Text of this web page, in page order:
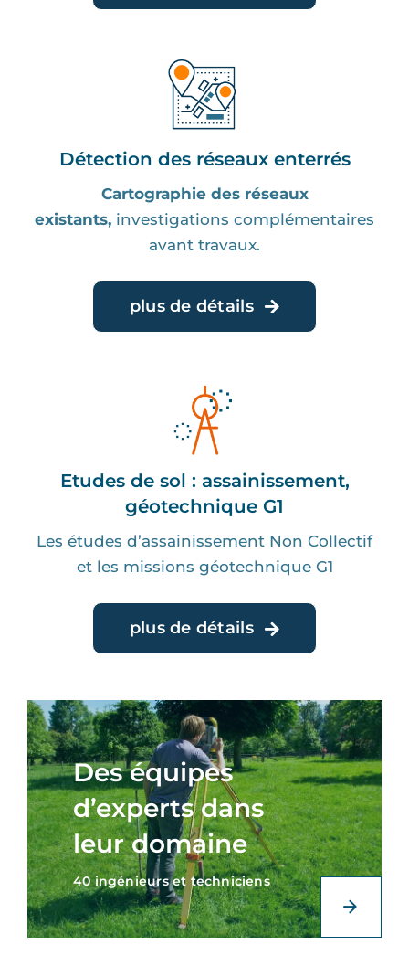
Détection des réseaux enterrés
Cartographie des réseaux
existants, investigations complémentaires
avant travaux.
plus de détails
Etudes de sol : assainissement,
géotechnique G1
Les études d’assainissement Non Collectif
et les missions géotechnique G1
plus de détails
Des équipes
d’experts dans
leur domaine
40 ingénieurs et techniciens